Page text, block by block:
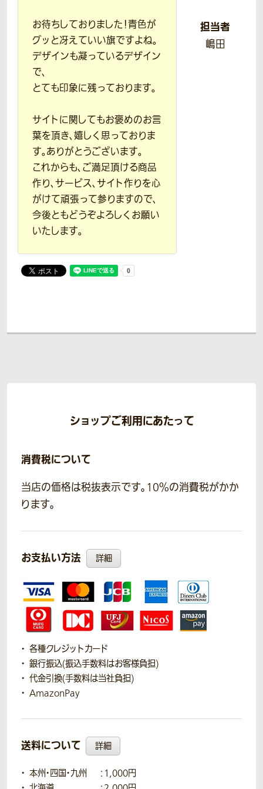
お待ちしておりました！青色が
グッと冴えていい旗ですよね。
デザインも凝っているデザイン
で、
とても印象に残っております。
サイトに関してもお褒めのお言
葉を頂き、嬉しく思っておりま
す。ありがとうございます。
これからも、ご満足頂ける商品
作り、サービス、サイト作りを心
がけて頑張って参りますので、
今後ともどうぞよろしくお願い
いたします。
担当者
嶋田
ショップご利用にあたって
消費税について
当店の価格は税抜表示です。10％の消費税がかか
ります。
お支払い方法 詳細
各種クレジットカード
銀行振込(振込手数料はお客様負担)
代金引換(手数料は当社負担)
AmazonPay
送料について 詳細
本州・四国・九州
：1,000円